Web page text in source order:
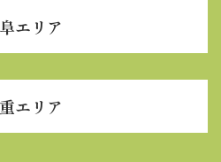
エリア
エリア